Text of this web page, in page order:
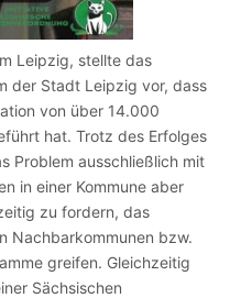
Leipzig, stellte das
der Stadt Leipzig vor, dass
von über 14.000
hat. Trotz des Erfolges
Problem ausschließlich mit
in einer Kommune aber
zu fordern, das
Nachbarkommunen bzw.
greifen. Gleichzeitig
Sächsischen